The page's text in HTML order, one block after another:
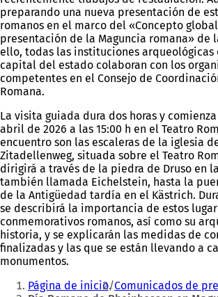
preparando una nueva presentación de
romanos en el marco del «Concepto
presentación de la Maguncia romana» de
ello, todas las instituciones arqueológicas
capital del estado colaboran con los
competentes en el Consejo de
Romana.
La visita guiada dura dos horas y
abril de 2026 a las 15:00 h en el Teatro
encuentro son las escaleras de la iglesia
Zitadellenweg, situada sobre el Teatro
dirigirá a través de la piedra de Druso en
también llamada Eichelstein, hasta la
de la Antigüedad tardía en el Kästrich.
se describirá la importancia de estos
conmemorativos romanos, así como su
historia, y se explicarán las medidas de
finalizadas y las que se están llevando a
monumentos.
EstásPágina de inicio Comunicados de